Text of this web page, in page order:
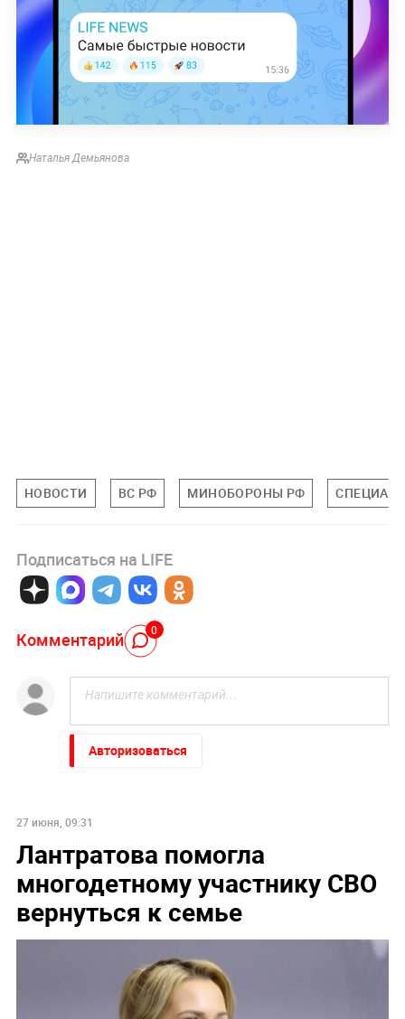
Наталья Демьянова
НОВОСТИ ВС РФ МИНОБОРОНЫ РФ
Подписаться на LIFE
Комментарий 0
Авторизоваться
27 июня, 09:31
Лантратова помогла
многодетному участнику СВО
вернуться к семье